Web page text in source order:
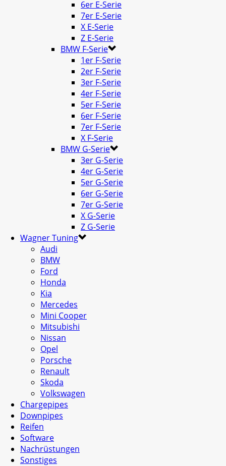
6er E-Serie
7er E-Serie
X E-Serie
Z E-Serie
BMW F-Serie
1er F-Serie
2er F-Serie
3er F-Serie
4er F-Serie
5er F-Serie
6er F-Serie
7er F-Serie
X F-Serie
BMW G-Serie
3er G-Serie
4er G-Serie
5er G-Serie
6er G-Serie
7er G-Serie
X G-Serie
Z G-Serie
Wagner Tuning
Audi
BMW
Ford
Honda
Kia
Mercedes
Mini Cooper
Mitsubishi
Nissan
Opel
Porsche
Renault
Skoda
Volkswagen
Chargepipes
Downpipes
Reifen
Software
Nachrüstungen
Sonstiges